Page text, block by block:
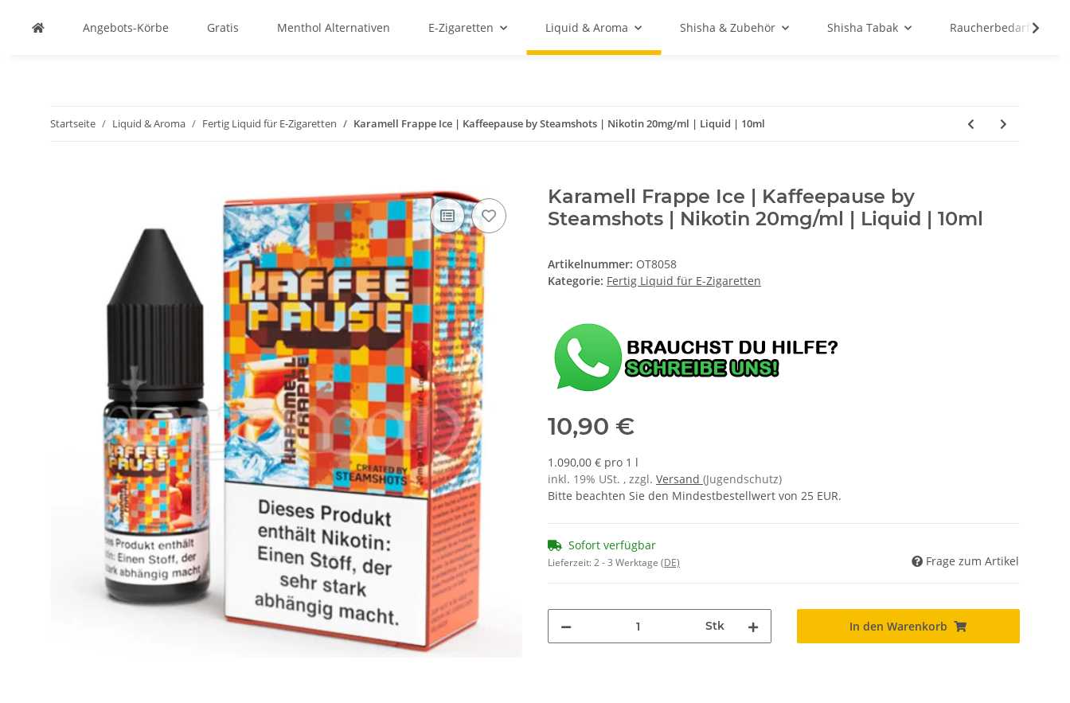
Angebots-Körbe Gratis Menthol Alternativen E-Zigaretten Liquid & Aroma Shisha & Zubehör Shisha Tabak Raucherbedarf
Startseite Liquid & Aroma Fertig Liquid für E-Zigaretten Karamell Frappe Ice | Kaffeepause by Steamshots | Nikotin 20mg/ml | Liquid | 10ml
Karamell Frappe Ice | Kaffeepause by
Steamshots | Nikotin 20mg/ml | Liquid | 10ml
Artikelnummer: OT8058
Kategorie: Fertig Liquid für E-Zigaretten
10,90 €
1.090,00 € pro 1 l
inkl. 19% USt. , zzgl. Versand (Jugendschutz)
Bitte beachten Sie den Mindestbestellwert von 25 EUR.
Sofort verfügbar
Lieferzeit:2 - 3 Werktage (DE) Frage zum Artikel
Stk In den Warenkorb